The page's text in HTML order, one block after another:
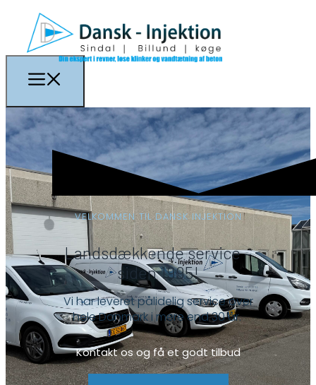
VELKOMMEN TIL DANSK INJEKTION
Landsdækkende service –
siden 1995!
Vi har leveret pålidelig service over
hele Danmark i mere end 30 år.
Kontakt os og få et godt tilbud